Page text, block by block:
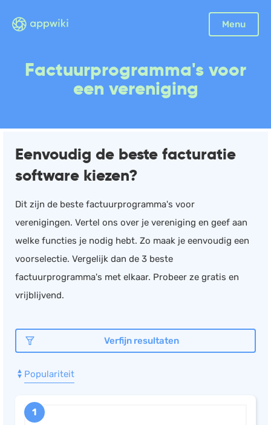
Menu
Sluiten
Facturatie
Incasso
Declaraties
CRM
Offerte
Documentmanagement
Workflowmanagement
Planning
Werkbonnen
Webshop
Factuurprogramma's voor
een vereniging
Eenvoudig de beste facturatie
software kiezen?
Dit zijn de beste factuurprogramma's voor
verenigingen. Vertel ons over je vereniging en geef aan
welke functies je nodig hebt. Zo maak je eenvoudig een
voorselectie. Vergelijk dan de 3 beste
factuurprogramma's met elkaar. Probeer ze gratis en
vrijblijvend.
Verfijn resultaten
Populariteit
1